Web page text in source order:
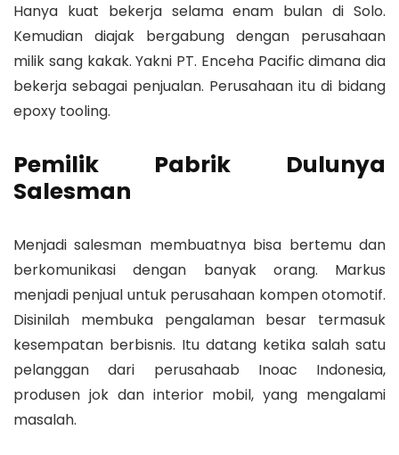
Hanya kuat bekerja selama enam bulan di Solo.
Kemudian diajak bergabung dengan perusahaan
milik sang kakak. Yakni PT. Enceha Pacific dimana dia
bekerja sebagai penjualan. Perusahaan itu di bidang
epoxy tooling.
Pemilik Pabrik Dulunya
Salesman
Menjadi salesman membuatnya bisa bertemu dan
berkomunikasi dengan banyak orang. Markus
menjadi penjual untuk perusahaan kompen otomotif.
Disinilah membuka pengalaman besar termasuk
kesempatan berbisnis. Itu datang ketika salah satu
pelanggan dari perusahaab Inoac Indonesia,
produsen jok dan interior mobil, yang mengalami
masalah.